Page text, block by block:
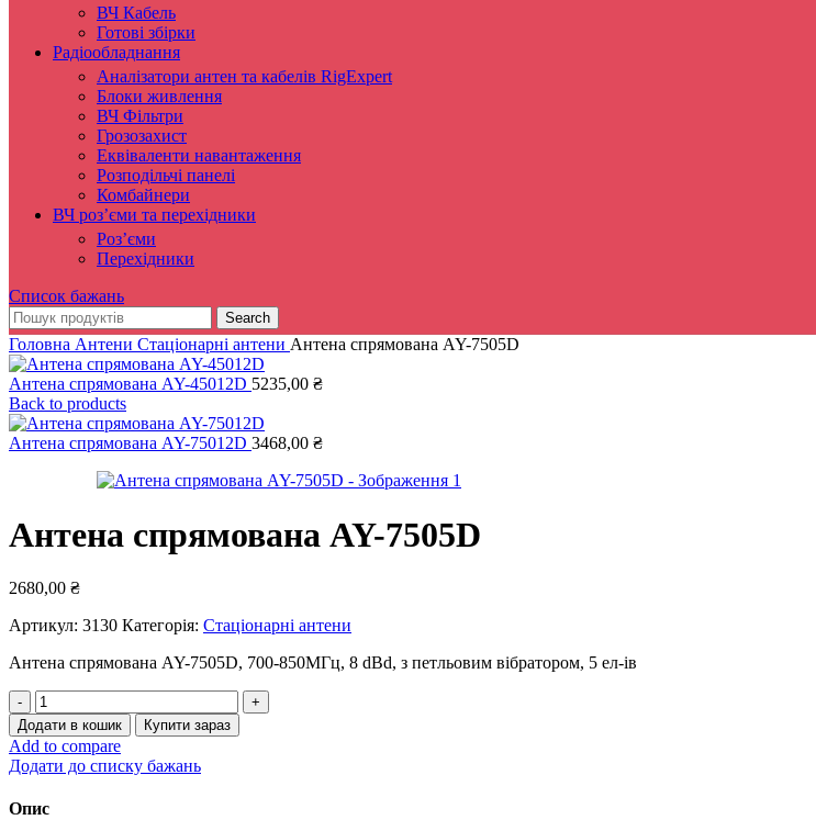
ВЧ Кабель
Готові збірки
Радіообладнання
Аналізатори антен та кабелів RigExpert
Блоки живлення
ВЧ Фільтри
Грозозахист
Еквіваленти навантаження
Розподільчі панелі
Комбайнери
ВЧ роз’єми та перехідники
Роз’єми
Перехідники
Список бажань
Search
Головна Антени Стаціонарні антени Антена спрямована AY-7505D
Антена спрямована AY-45012D 5235,00 ₴
Back to products
Антена спрямована AY-75012D 3468,00 ₴
Антена спрямована AY-7505D
2680,00 ₴
Артикул: 3130 Категорія: Стаціонарні антени
Антена спрямована AY-7505D, 700-850MГц, 8 dBd, з петльовим вібратором, 5 ел-ів
Антена
спрямована
AY-
7505D
кількість
Додати в кошик Купити зараз
Add to compare
Додати до списку бажань
Опис